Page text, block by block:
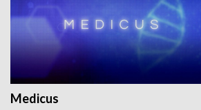
Medicus